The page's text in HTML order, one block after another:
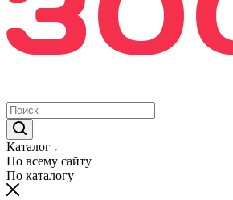
Каталог
По всему сайту
По каталогу